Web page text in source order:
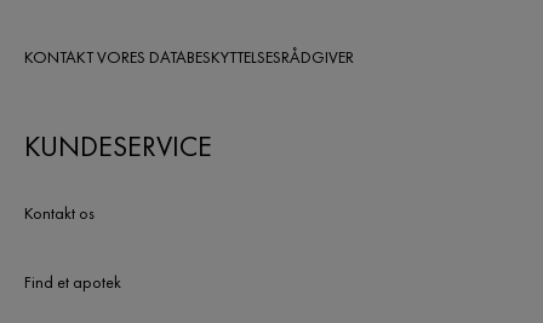
KONTAKT VORES DATABESKYTTELSESRÅDGIVER
KUNDESERVICE
Kontakt os
Find et apotek